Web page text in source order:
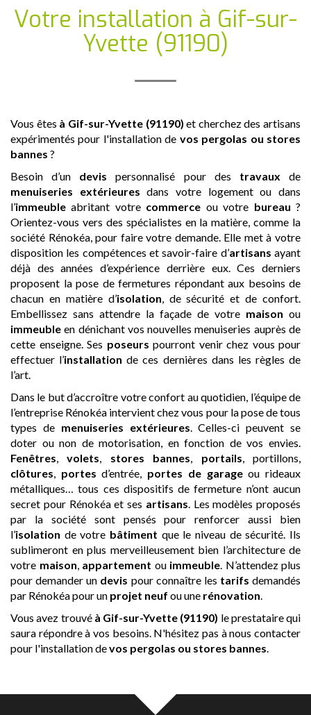
Votre installation à Gif-sur-
Yvette (91190)
Vous êtes à Gif-sur-Yvette (91190) et cherchez des artisans
expérimentés pour l'installation de vos pergolas ou stores
bannes ?
Besoin d’un devis personnalisé pour des travaux de
menuiseries extérieures dans votre logement ou dans
l’immeuble abritant votre commerce ou votre bureau ?
Orientez-vous vers des spécialistes en la matière, comme la
société Rénokéa, pour faire votre demande. Elle met à votre
disposition les compétences et savoir-faire d’artisans ayant
déjà des années d’expérience derrière eux. Ces derniers
proposent la pose de fermetures répondant aux besoins de
chacun en matière d’isolation, de sécurité et de confort.
Embellissez sans attendre la façade de votre maison ou
immeuble en dénichant vos nouvelles menuiseries auprès de
cette enseigne. Ses poseurs pourront venir chez vous pour
effectuer l’installation de ces dernières dans les règles de
l’art.
Dans le but d’accroître votre confort au quotidien, l’équipe de
l’entreprise Rénokéa intervient chez vous pour la pose de tous
types de menuiseries extérieures. Celles-ci peuvent se
doter ou non de motorisation, en fonction de vos envies.
Fenêtres,volets, stores bannes, portails, portillons,
clôtures, portes d’entrée, portes de garageou rideaux
métalliques… tous ces dispositifs de fermeture n’ont aucun
secret pour Rénokéa et ses artisans. Les modèles proposés
par la société sont pensés pour renforcer aussi bien
l’isolation de votre bâtiment que le niveau de sécurité. Ils
sublimeront en plus merveilleusement bien l’architecture de
votre maison, appartement ou immeuble. N’attendez plus
pour demander un devis pour connaître les tarifs demandés
par Rénokéa pour un projet neuf ou une rénovation.
Vous avez trouvé à Gif-sur-Yvette (91190) le prestataire qui
saura répondre à vos besoins. N'hésitez pas à nous contacter
pour l'installation devos pergolas ou stores bannes.